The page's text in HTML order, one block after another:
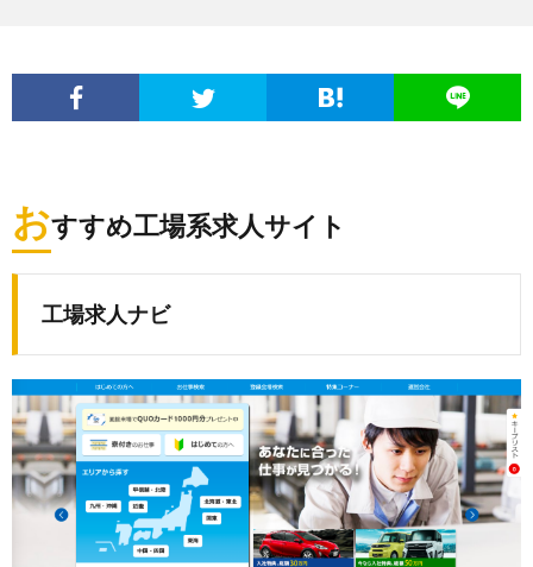
おすすめ工場系求人サイト
工場求人ナビ